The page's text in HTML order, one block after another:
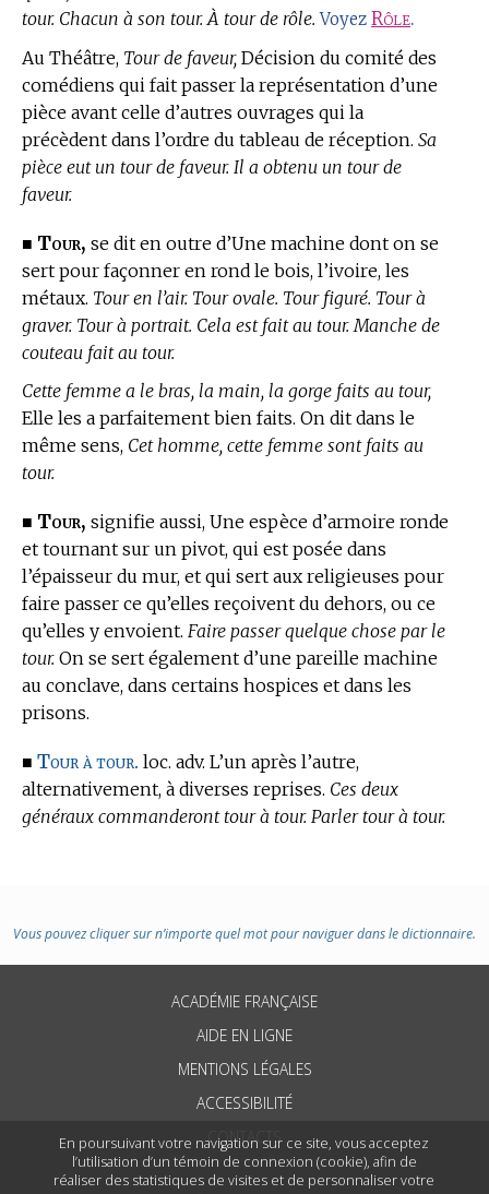
En poursuivant votre navigation sur ce site, vous acceptez
l’utilisation d’un témoin de connexion (cookie), afin de
réaliser des statistiques de visites et de personnaliser votre
tour. Chacun à son tour. À tour de rôle. Voyez Rôle.
Au Théâtre, Tour de faveur, Décision du comité des
comédiens qui fait passer la représentation d’une
pièce avant celle d’autres ouvrages qui la
précèdent dans l’ordre du tableau de réception. Sa
pièce eut un tour de faveur. Il a obtenu un tour de
faveur.
■ Tour, se dit en outre d’Une machine dont on se
sert pour façonner en rond le bois, l’ivoire, les
métaux. Tour en l’air. Tour ovale. Tour figuré. Tour à
graver. Tour à portrait. Cela est fait au tour. Manche de
couteau fait au tour.
Cette femme a le bras, la main, la gorge faits au tour,
Elle les a parfaitement bien faits. On dit dans le
même sens, Cet homme, cette femme sont faits au
tour.
■ Tour, signifie aussi, Une espèce d’armoire ronde
et tournant sur un pivot, qui est posée dans
l’épaisseur du mur, et qui sert aux religieuses pour
faire passer ce qu’elles reçoivent du dehors, ou ce
qu’elles y envoient. Faire passer quelque chose par le
tour. On se sert également d’une pareille machine
au conclave, dans certains hospices et dans les
prisons.
■ Tour à tour. loc. adv. L’un après l’autre,
alternativement, à diverses reprises. Ces deux
généraux commanderont tour à tour. Parler tour à tour.
Vous pouvez cliquer sur n’importe quel mot pour naviguer dans le dictionnaire.
ACADÉMIE FRANÇAISE
AIDE EN LIGNE
MENTIONS LÉGALES
ACCESSIBILITÉ
CONTACTS